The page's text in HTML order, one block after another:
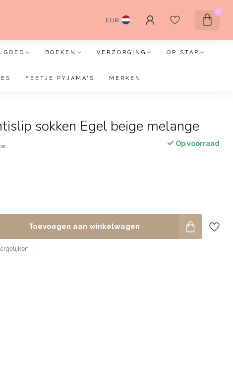
EUR
0
BOEKEN VERZORGING OP STAP
FEETJE PYJAMA'S MERKEN
sokken Egel beige melange
Op voorraad
Toevoegen aan winkelwagen